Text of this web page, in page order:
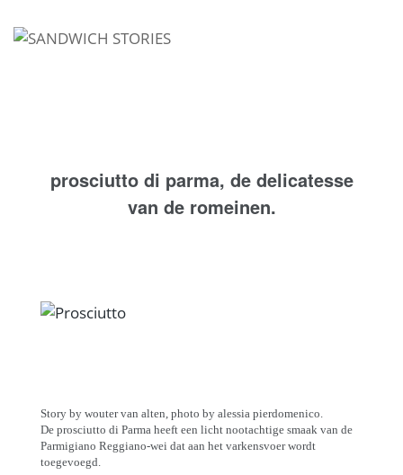
I'm looking for
prosciutto di parma, de delicatesse
van de romeinen.
Story by wouter van alten, photo by alessia pierdomenico.
De prosciutto di Parma heeft een licht nootachtige smaak van de
Parmigiano Reggiano-wei dat aan het varkensvoer wordt
toegevoegd.